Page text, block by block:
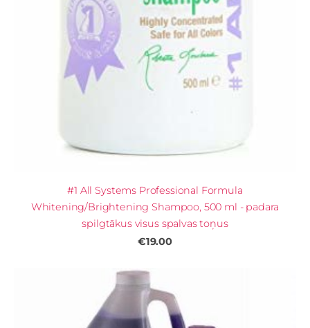
#1 All Systems Professional Formula
Whitening/Brightening Shampoo, 500 ml - padara
spilgtākus visus spalvas toņus
€19.00